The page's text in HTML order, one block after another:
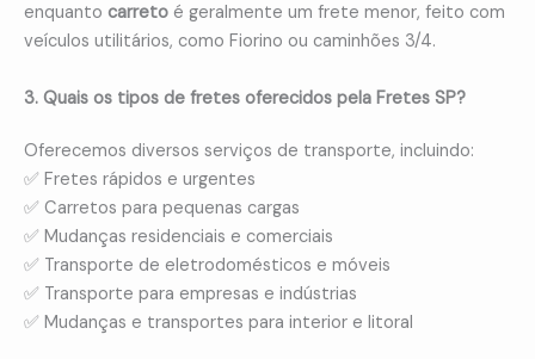
enquanto carreto é geralmente um frete menor, feito com
veículos utilitários, como Fiorino ou caminhões 3/4.
3. Quais os tipos de fretes oferecidos pela Fretes SP?
Oferecemos diversos serviços de transporte, incluindo:
✅ Fretes rápidos e urgentes
✅ Carretos para pequenas cargas
✅ Mudanças residenciais e comerciais
✅ Transporte de eletrodomésticos e móveis
✅ Transporte para empresas e indústrias
✅ Mudanças e transportes para interior e litoral